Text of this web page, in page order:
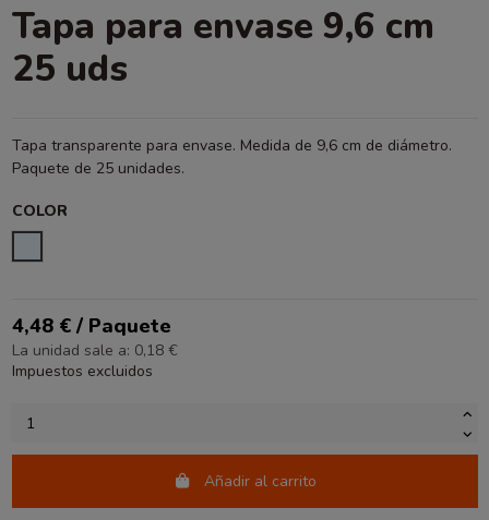
Tapa para envase 9,6 cm
25 uds
Tapa transparente para envase. Medida de 9,6 cm de diámetro.
Paquete de 25 unidades.
COLOR
4,48 € / Paquete
La unidad sale a: 0,18 €
Impuestos excluidos
Añadir al carrito